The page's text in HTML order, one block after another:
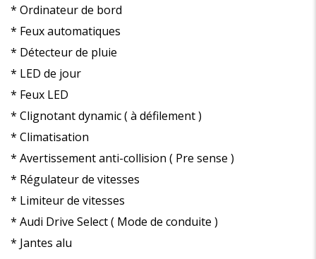
* Ordinateur de bord
* Feux automatiques
* Détecteur de pluie
* LED de jour
* Feux LED
* Clignotant dynamic ( à défilement )
* Climatisation
* Avertissement anti-collision ( Pre sense )
* Régulateur de vitesses
* Limiteur de vitesses
* Audi Drive Select ( Mode de conduite )
* Jantes alu